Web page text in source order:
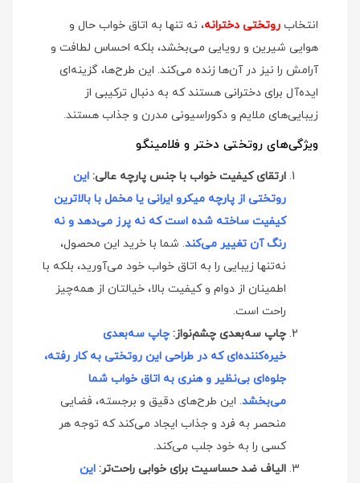
انتخاب روتختی دخترانه، نه تنها به اتاق خواب حال و
هوایی شیرین و رویایی می‌بخشد، بلکه احساس لطافت و
آرامش را نیز در آن‌ها زنده می‌کند. این طرح‌ها، گزینه‌ای
ایده‌آل برای دخترانی هستند که به دنبال ترکیبی از
زیبایی‌های ملایم و دکوراسیونی مدرن و جذاب هستند.
ویژگی‌های روتختی دختر و فلامینگو
ارتقای کیفیت خواب با جنس پارچه عالی: این
روتختی از پارچه میکرو ایرانی یا مخمل با بالاترین
کیفیت ساخته شده است که نه پرز می‌دهد و نه
رنگ آن تغییر می‌کند. شما با خرید این محصول،
نه‌تنها زیبایی را به اتاق خواب خود می‌آورید، بلکه با
اطمینان از دوام و کیفیت بالا، خیالتان از همه‌چیز
راحت است.
چاپ سه‌بعدی چشم‌نواز: چاپ سه‌بعدی
خیره‌کننده‌ای که در طراحی این روتختی به کار رفته،
جلوه‌ای بی‌نظیر و هنری به اتاق خواب شما
می‌بخشد. این طرح‌های دقیق و برجسته، فضایی
منحصر به فرد و جذاب ایجاد می‌کند که توجه هر
کسی را به خود جلب می‌کند.
الیاف ضد حساسیت برای خوابی راحت‌تر: این